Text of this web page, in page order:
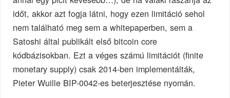
időt, akkor azt fogja látni, hogy ezen limitáció sehol
nem található meg sem a whitepaperben, sem a
Satoshi által publikált első bitcoin core
kódbázisokban. Ezt a véges számú limitációt (finite
monetary supply) csak 2014-ben implementálták,
Pieter Wuille BIP-0042-es beterjesztése nyomán.